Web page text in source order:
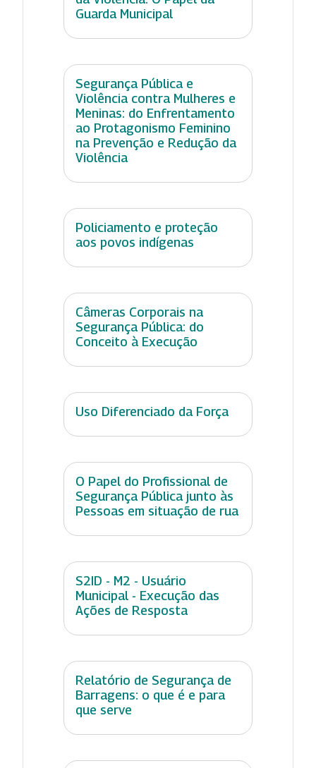
Guarda Municipal
Segurança Pública e
Violência contra Mulheres e
Meninas: do Enfrentamento
ao Protagonismo Feminino
na Prevenção e Redução da
Violência
Policiamento e proteção
aos povos indígenas
Câmeras Corporais na
Segurança Pública: do
Conceito à Execução
Uso Diferenciado da Força
O Papel do Profissional de
Segurança Pública junto às
Pessoas em situação de rua
S2ID - M2 - Usuário
Municipal - Execução das
Ações de Resposta
Relatório de Segurança de
Barragens: o que é e para
que serve